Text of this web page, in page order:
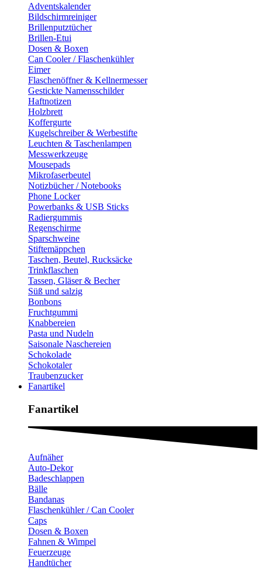
Adventskalender
Bildschirmreiniger
Brillenputztücher
Brillen-Etui
Dosen & Boxen
Can Cooler / Flaschenkühler
Eimer
Flaschenöffner & Kellnermesser
Gestickte Namensschilder
Haftnotizen
Holzbrett
Koffergurte
Kugelschreiber & Werbestifte
Leuchten & Taschenlampen
Messwerkzeuge
Mousepads
Mikrofaserbeutel
Notizbücher / Notebooks
Phone Locker
Powerbanks & USB Sticks
Radiergummis
Regenschirme
Sparschweine
Stiftemäppchen
Taschen, Beutel, Rucksäcke
Trinkflaschen
Tassen, Gläser & Becher
Süß und salzig
Bonbons
Fruchtgummi
Knabbereien
Pasta und Nudeln
Saisonale Naschereien
Schokolade
Schokotaler
Traubenzucker
Fanartikel
Fanartikel​
Aufnäher
Auto-Dekor
Badeschlappen
Bälle
Bandanas
Flaschenkühler / Can Cooler
Caps
Dosen & Boxen
Fahnen & Wimpel
Feuerzeuge
Handtücher